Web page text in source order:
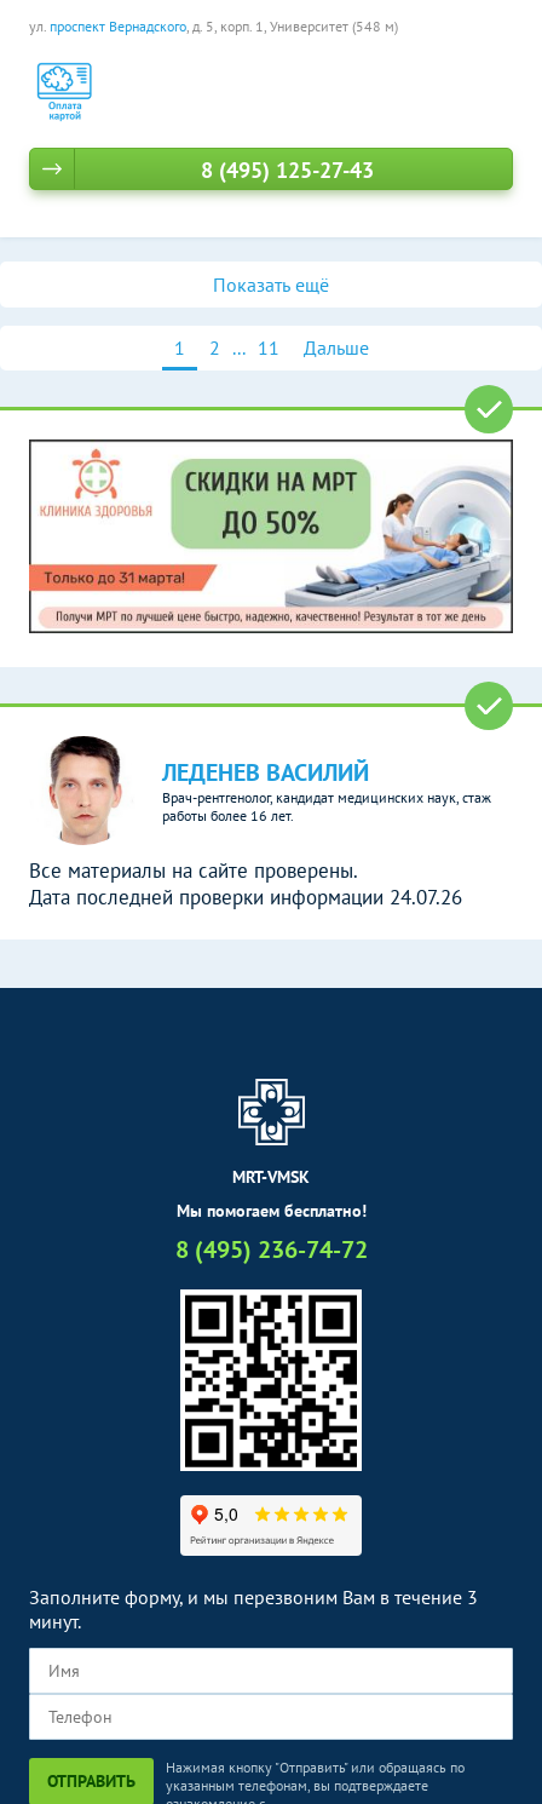
ул. проспект Вернадского, д. 5, корп. 1, Университет (548 м)
8 (495) 125-27-43
Показать ещё
1 2 ... 11 Дальше
ЛЕДЕНЕВ ВАСИЛИЙ
Врач-рентгенолог, кандидат медицинских наук, стаж
работы более 16 лет.
Все материалы на сайте проверены.
Дата последней проверки информации 24.07.26
MRT-VMSK
Мы помогаем бесплатно!
8 (495) 236-74-72
Заполните форму, и мы перезвоним Вам в течение 3
минут.
ОТПРАВИТЬ
Нажимая кнопку "Отправить" или обращаясь по
указанным телефонам, вы подтверждаете